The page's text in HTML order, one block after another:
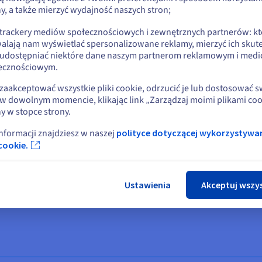
na bieżąco przetwarza każdy blok i pozwala na
węzłów, synchronizacji i metryk wydajności;
użytkownikom Mizar optymalizację strategii i skuteczne
konsultacji, Mizar zdecydował się na współpracę z
rozwiązania, koncentrując się na zapewnieniu nieprzerwanego
wymiany sprzętu, ponieważ pozyskanie nowego serwera
w przypadku nagłej awarii.
rozwiązanie - wysoką wydajność w rozsądnej cenie.
wyjaśnia Daniel Yavorovych, CTO w Dysnix.
liczbą rdzeni. Węzły RPC wymagają również ogromnej
wcześniej współpracowaliśmy już z firmą OVHcloud,
lub
na bieżącej stronie
Wybierz inną stronę
a także mierzyć wydajność naszych stron;
mediów społecznościowych i zewnętrznych partnerów:
nam wyświetlać spersonalizowane reklamy, mierzyć ich
niektóre dane naszym partnerom reklamowym i
wszystkie pliki cookie, odrzucić je lub dostosować
dowolnym momencie, klikając link „Zarządzaj moimi plikami
w stopce strony.
znajdziesz w naszej polityce dotyczącej
Ustawienia Akceptuj